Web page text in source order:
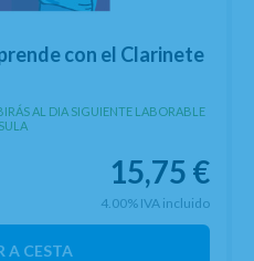
con el Clarinete
AL DIA SIGUIENTE LABORABLE
15,75 €
4.00% IVA incluido
A CESTA